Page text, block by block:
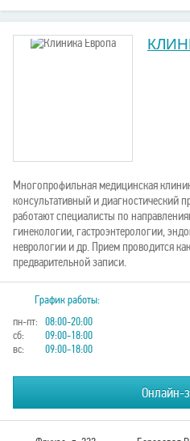
Многопрофильная медицинская
консультативный и диагностический
работают специалисты по
гинекологии, гастроэнтерологии,
неврологии и др. Прием проводится
предварительной записи.
График работы:
пн-пт: 08:00-20:00
сб:
09:00-18:00
вс:
09:00-18:00
Онлайн-